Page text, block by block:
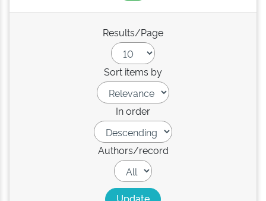
Results/Page
Sort items by
In order
Authors/record